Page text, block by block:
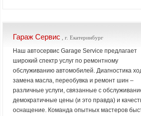
Гараж Сервис , г. Екатеринбург
Наш автосервис Garage Service предлагает
широкий спектр услуг по ремонтному
обслуживанию автомобилей. Диагностика
замена масла, переобувка и ремонт шин –
различные услуги, связанные с
демократичные цены (и это правда) и
оснащение. Команда опытных мастеров